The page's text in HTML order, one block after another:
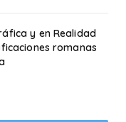
y en Realidad
romanas